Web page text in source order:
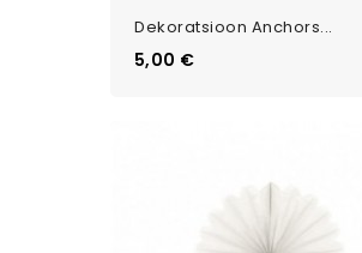
Dekoratsioon Anchors...
Цена
5,00 €